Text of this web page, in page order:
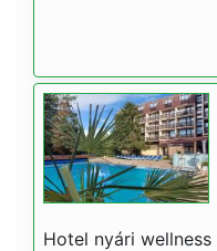
Hotel nyári